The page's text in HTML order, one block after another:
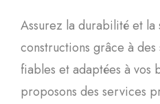
Assurez la durabilité et la
constructions grâce à des
fiables et adaptées à vos
proposons des services